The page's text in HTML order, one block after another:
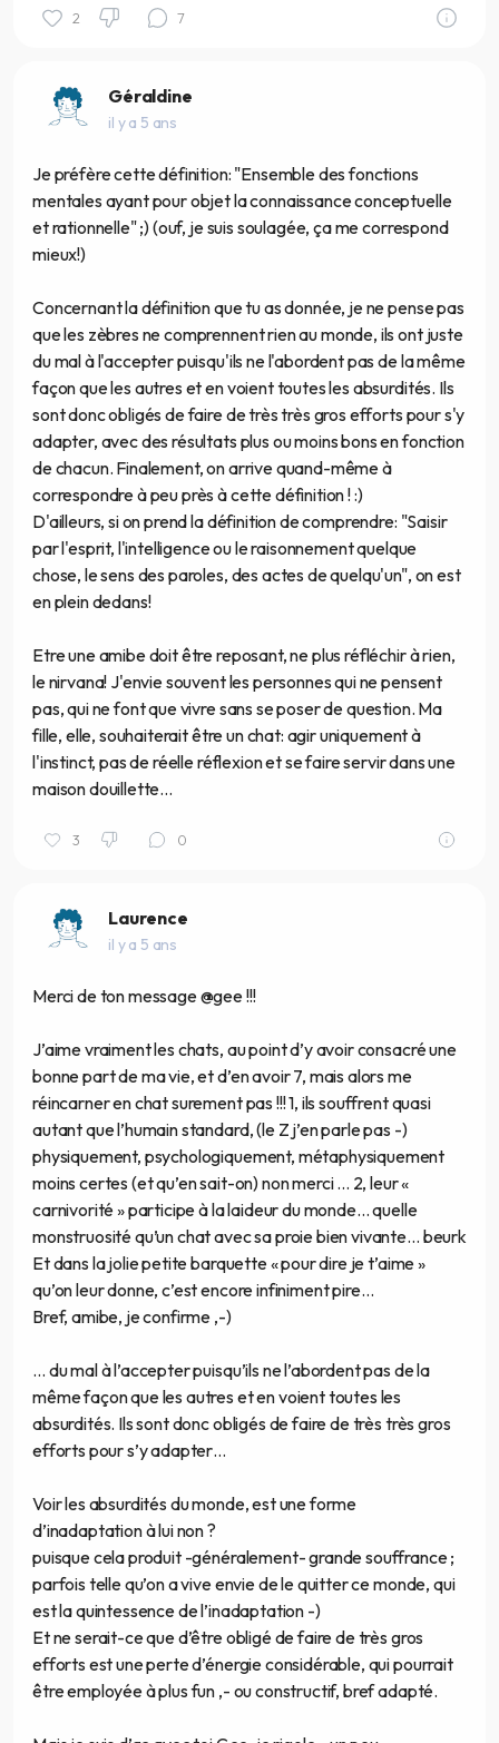
2 7
Géraldine
il y a 5 ans
Je préfère cette définition: "Ensemble des fonctions
mentales ayant pour objet la connaissance conceptuelle
et rationnelle" ;) (ouf, je suis soulagée, ça me correspond
mieux!)
Concernant la définition que tu as donnée, je ne pense pas
que les zèbres ne comprennent rien au monde, ils ont juste
du mal à l'accepter puisqu'ils ne l'abordent pas de la même
façon que les autres et en voient toutes les absurdités. Ils
sont donc obligés de faire de très très gros efforts pour s'y
adapter, avec des résultats plus ou moins bons en fonction
de chacun. Finalement, on arrive quand-même à
correspondre à peu près à cette définition ! :)
D'ailleurs, si on prend la définition de comprendre: "Saisir
par l'esprit, l'intelligence ou le raisonnement quelque
chose, le sens des paroles, des actes de quelqu'un", on est
en plein dedans!
Etre une amibe doit être reposant, ne plus réfléchir à rien,
le nirvana! J'envie souvent les personnes qui ne pensent
pas, qui ne font que vivre sans se poser de question. Ma
fille, elle, souhaiterait être un chat: agir uniquement à
l'instinct, pas de réelle réflexion et se faire servir dans une
maison douillette...
3 0
Laurence
il y a 5 ans
Merci de ton message @gee !!!
J’aime vraiment les chats, au point d’y avoir consacré une
bonne part de ma vie, et d’en avoir 7, mais alors me
réincarner en chat surement pas !!! 1, ils souffrent quasi
autant que l’humain standard, (le Z j’en parle pas -)
physiquement, psychologiquement, métaphysiquement
moins certes (et qu’en sait-on) non merci ... 2, leur «
carnivorité » participe à la laideur du monde… quelle
monstruosité qu’un chat avec sa proie bien vivante… beurk
Et dans la jolie petite barquette « pour dire je t’aime »
qu’on leur donne, c’est encore infiniment pire…
Bref, amibe, je confirme ,-)
… du mal à l’accepter puisqu’ils ne l’abordent pas de la
même façon que les autres et en voient toutes les
absurdités. Ils sont donc obligés de faire de très très gros
efforts pour s’y adapter…
Voir les absurdités du monde, est une forme
d’inadaptation à lui non ?
puisque cela produit -généralement- grande souffrance ;
parfois telle qu’on a vive envie de le quitter ce monde, qui
est la quintessence de l’inadaptation -)
Et ne serait-ce que d’être obligé de faire de très gros
efforts est une perte d’énergie considérable, qui pourrait
être employée à plus fun ,- ou constructif, bref adapté.